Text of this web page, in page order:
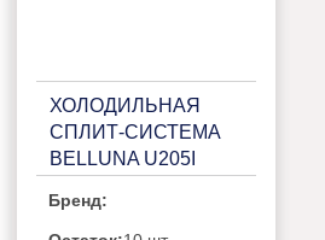
ХОЛОДИЛЬНАЯ
СПЛИТ-СИСТЕМА
BELLUNA U205I
INVERTOR
Бренд: